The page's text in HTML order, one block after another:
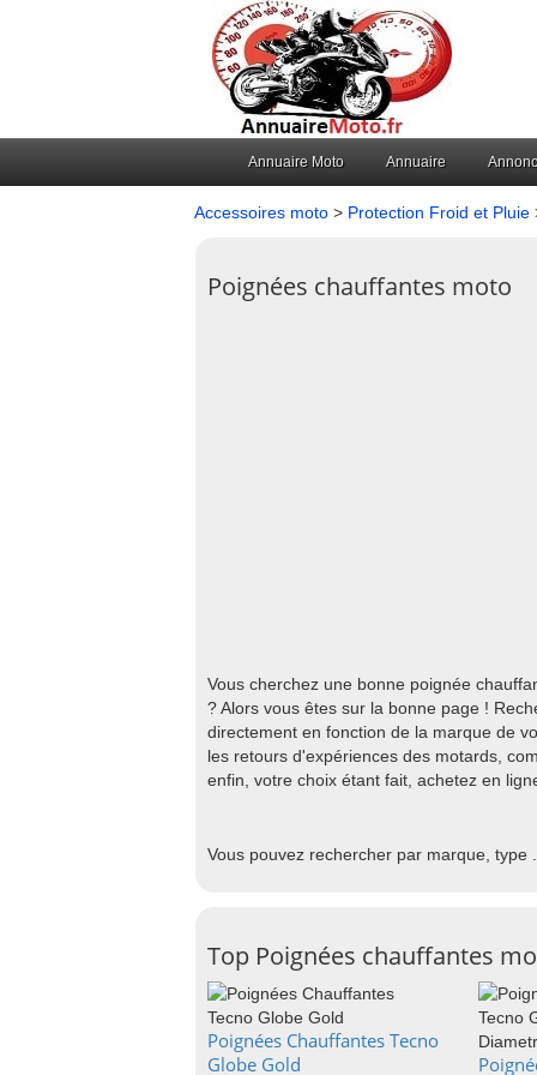
Annuaire Moto Annuaire
Accessoires moto > Protection Froid et Pluie
Poignées chauffantes moto
Vous cherchez une bonne poignée
? Alors vous êtes sur la bonne page !
directement en fonction de la marque de
les retours d'expériences des motards,
enfin, votre choix étant fait, achetez en
Vous pouvez rechercher par marque, type
Top Poignées chauffantes
Poignées Chauffantes Tecno
Globe Gold